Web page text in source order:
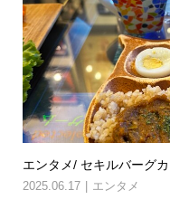
エンタメ/ セキルバーグ
2025.06.17 エンタメ